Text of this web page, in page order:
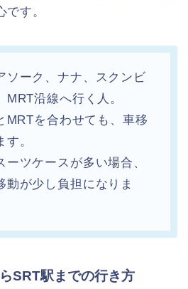
す。
ソーク、ナナ、スクンビ
MRT沿線へ行く人。
MRTを合わせても、車移
。
ーツケースが多い場合、
動が少し負担になりま
SRT駅までの行き方